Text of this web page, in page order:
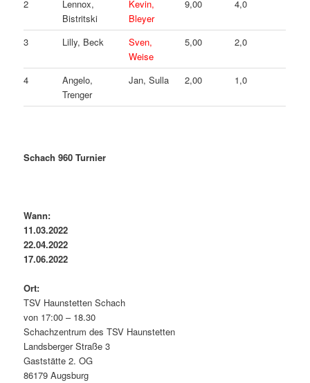
2
Lennox,
Bistritski
Kevin,
Bleyer
9,00 4,0
3 Lilly, Beck
Sven,
Weise
5,00 2,0
4
Angelo,
Trenger
Jan, Sulla 2,00 1,0
Schach 960 Turnier
Wann:
11.03.2022
22.04.2022
17.06.2022
Ort:
TSV Haunstetten Schach
von 17:00 – 18.30
Schachzentrum des TSV Haunstetten
Landsberger Straße 3
Gaststätte 2. OG
86179 Augsburg